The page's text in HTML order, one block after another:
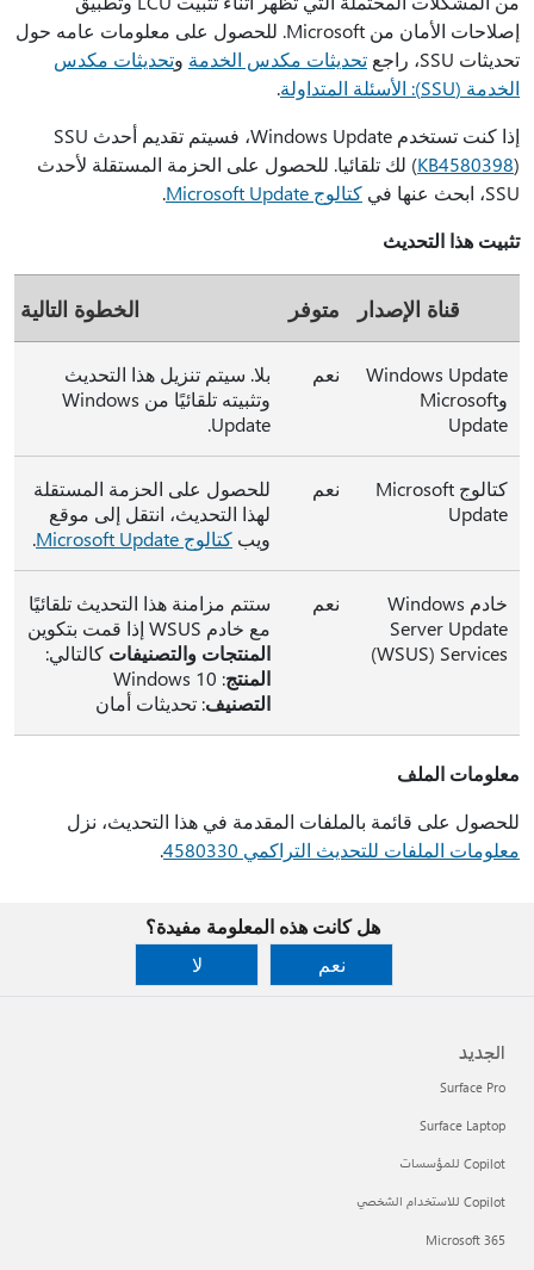
إصلاحات الأمان من Microsoft. للحصول على معلومات عامه حول
تحديثات SSU، راجع
تحديثات مكدس الخدمة وتحديثات مكدس
الخدمة (SSU): الأسئلة المتداولة
.
إذا كنت تستخدم Windows Update، فسيتم تقديم أحدث SSU
(KB4580398 ) لك تلقائيا. للحصول على الحزمة المستقلة لأحدث
SSU، ابحث عنها في
كتالوج Microsoft Update
.
تثبيت هذا التحديث
قناة الإصدار متوفر الخطوة التالية
Windows Update
وMicrosoft
Update
نعم
بلا. سيتم تنزيل هذا التحديث
وتثبيته تلقائيًا من Windows
Update.
كتالوج Microsoft
Update
نعم
للحصول على الحزمة المستقلة
لهذا التحديث، انتقل إلى موقع
ويب كتالوج Microsoft Update .
خادم Windows
Server Update
Services ‏(WSUS)
نعم
ستتم مزامنة هذا التحديث تلقائيًا
مع خادم WSUS إذا قمت بتكوين
المنتجات والتصنيفات كالتالي:
المنتج: ‏Windows 10
التصنيف: تحديثات أمان
معلومات الملف
للحصول على قائمة بالملفات المقدمة في هذا التحديث، نزل
معلومات الملفات للتحديث التراكمي 4580330
.
هل كانت هذه المعلومة مفيدة؟
نعم
لا
الجديد
Surface Pro
Surface Laptop
Copilot للمؤسسات
Copilot للاستخدام الشخصي
Microsoft 365